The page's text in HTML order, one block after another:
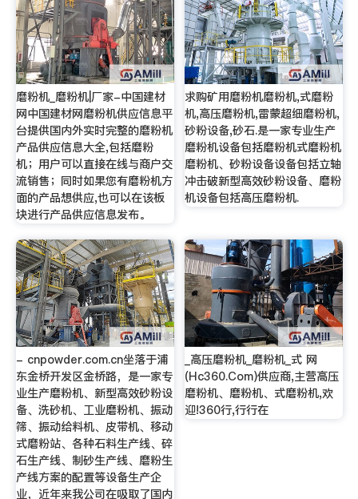
磨粉机_磨粉机|厂家-中国建材
网中国建材网磨粉机供应信息平
台提供国内外实时完整的磨粉机
产品供应信息大全,包括磨粉
机；用户可以直接在线与商户交
流销售；同时如果您有磨粉机方
面的产品想供应,也可以在该板
块进行产品供应信息发布。
求购矿用磨粉机磨粉机,式磨粉
机,高压磨粉机,雷蒙超细磨粉机,
砂粉设备,砂石.是一家专业生产
磨粉机设备包括磨粉机式磨粉机
磨粉机、砂粉设备设备包括立轴
冲击破新型高效砂粉设备、磨粉
机设备包括高压磨粉机.
- cnpowder.com.cn坐落于浦
东金桥开发区金桥路，是一家专
业生产磨粉机、新型高效砂粉设
备、洗砂机、工业磨粉机、振动
筛、振动给料机、皮带机、移动
式磨粉站、各种石料生产线、碎
石生产线、制砂生产线、磨粉生
产线方案的配置等设备生产企
业，近年来我公司在吸取了国内
_高压磨粉机_磨粉机_式 网
(Hc360.Com)供应商,主营高压
磨粉机、磨粉机、式磨粉机,欢
迎!360行,行行在